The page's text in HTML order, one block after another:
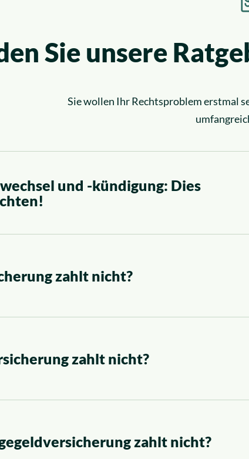
Sie unsere
Sie wollen Ihr Rechtsproblem erstmal
und -kündigung: Dies
zahlt nicht?
zahlt nicht?
zahlt nicht?